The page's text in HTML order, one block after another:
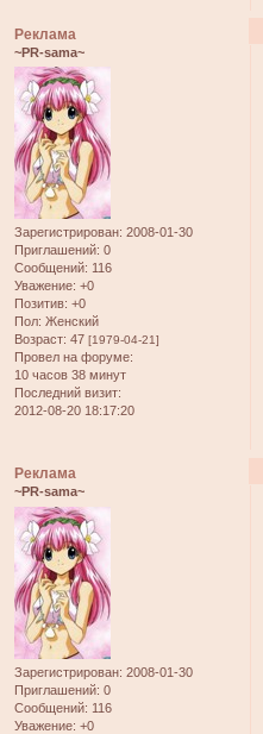
Реклама
~PR-sama~
Зарегистрирован: 2008-01-30
Приглашений: 0
Сообщений: 116
Уважение: +0
Позитив: +0
Пол: Женский
Возраст: 47 [1979-04-21]
Провел на форуме:
10 часов 38 минут
Последний визит:
2012-08-20 18:17:20
Реклама
~PR-sama~
Зарегистрирован: 2008-01-30
Приглашений: 0
Сообщений: 116
Уважение: +0